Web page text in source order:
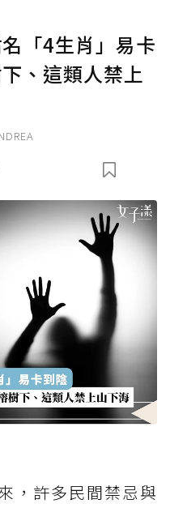
「4生肖」易卡
、這類人禁上
，許多民間禁忌與